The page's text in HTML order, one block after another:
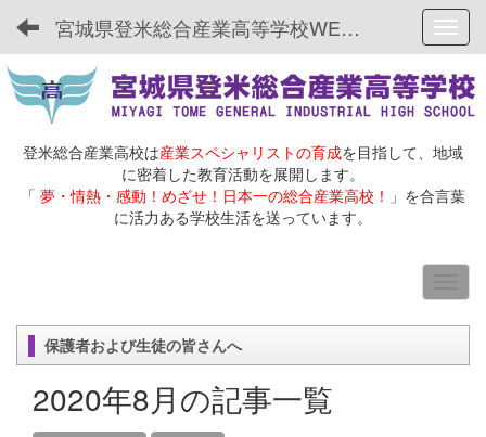
宮城県登米総合産業高等学校WEBサイト
登米総合産業高校は産業スペシャリストの育成を目指して、地域
に密着した教育活動を展開します。
「 夢・情熱・感動！めざせ！日本一の総合産業高校！ 」を合言葉
に活力ある学校生活を送っています。
保護者および生徒の皆さんへ
2020年8月の記事一覧